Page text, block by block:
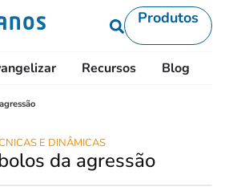
Produtos
Recursos Blog
E DINÂMICAS
da agressão